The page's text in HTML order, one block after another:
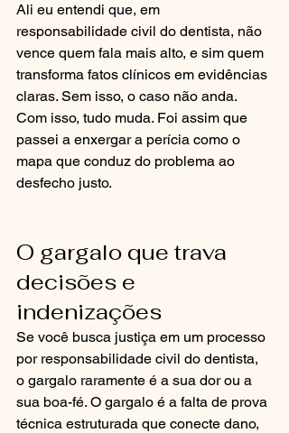
Ali eu entendi que, em
responsabilidade civil do dentista, não
vence quem fala mais alto, e sim quem
transforma fatos clínicos em evidências
claras. Sem isso, o caso não anda.
Com isso, tudo muda. Foi assim que
passei a enxergar a perícia como o
mapa que conduz do problema ao
desfecho justo.
O gargalo que trava
decisões e
indenizações
Se você busca justiça em um processo
por responsabilidade civil do dentista,
o gargalo raramente é a sua dor ou a
sua boa-fé. O gargalo é a falta de prova
técnica estruturada que conecte dano,